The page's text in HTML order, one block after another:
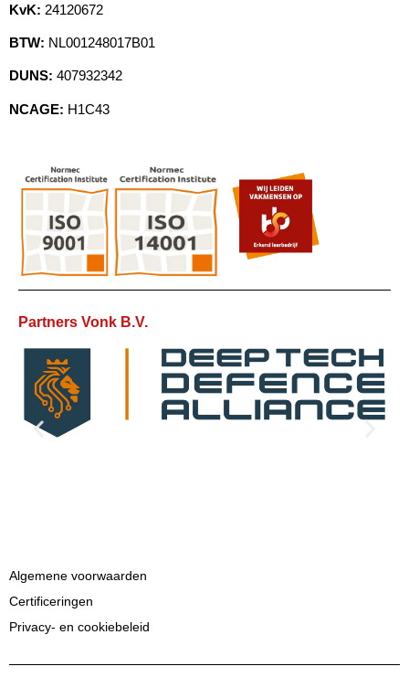
KvK: 24120672
BTW: NL001248017B01
DUNS: 407932342
NCAGE: H1C43
Partners Vonk B.V.
Algemene voorwaarden
Certificeringen
Privacy- en cookiebeleid